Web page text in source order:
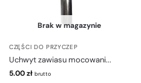
Brak w magazynie
CZĘŚCI DO PRZYCZEP
Uchwyt zawiasu mocowani...
5.00zł brutto